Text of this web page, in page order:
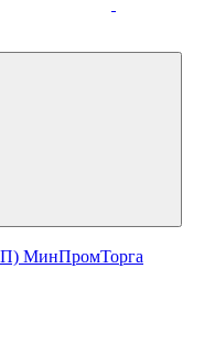
МинПромТорга